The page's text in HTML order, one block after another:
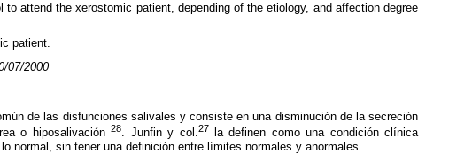
attend the xerostomic patient, depending of the etiology, and affection degree
patient.
07/2000
de las disfunciones salivales y consiste en una disminución de la secreción
o hiposalivación28. Junfin y col.27
la definen como una condición clínica
normal, sin tener una definición entre límites normales y anormales.